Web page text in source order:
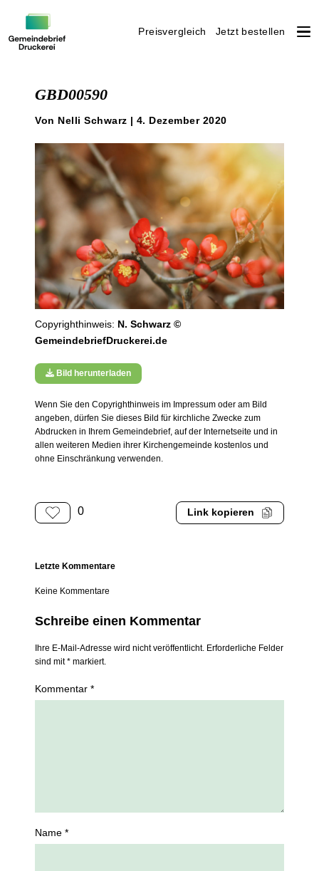
Preisvergleich Jetzt bestellen
GBD00590
Von Nelli Schwarz | 4. Dezember 2020
Copyrighthinweis: N. Schwarz ©
GemeindebriefDruckerei.de
Bild herunterladen
Wenn Sie den Copyrighthinweis im Impressum oder am Bild
angeben, dürfen Sie dieses Bild für kirchliche Zwecke zum
Abdrucken in Ihrem Gemeindebrief, auf der Internetseite und in
allen weiteren Medien ihrer Kirchengemeinde kostenlos und
ohne Einschränkung verwenden.
0 Link kopieren
Letzte Kommentare
Keine Kommentare
Schreibe einen Kommentar
Ihre E-Mail-Adresse wird nicht veröffentlicht. Erforderliche Felder
sind mit * markiert.
Kommentar *
Name *